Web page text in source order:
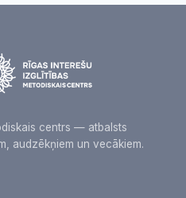
centrs — atbalsts
audzēkņiem un vecākiem.